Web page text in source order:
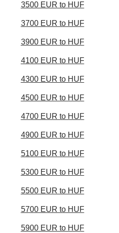
3500 EUR to HUF
3700 EUR to HUF
3900 EUR to HUF
4100 EUR to HUF
4300 EUR to HUF
4500 EUR to HUF
4700 EUR to HUF
4900 EUR to HUF
5100 EUR to HUF
5300 EUR to HUF
5500 EUR to HUF
5700 EUR to HUF
5900 EUR to HUF